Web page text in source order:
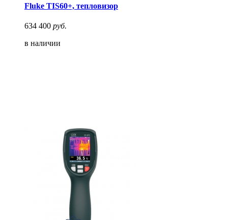
Fluke TIS60+, тепловизор
634 400 руб.
в наличии